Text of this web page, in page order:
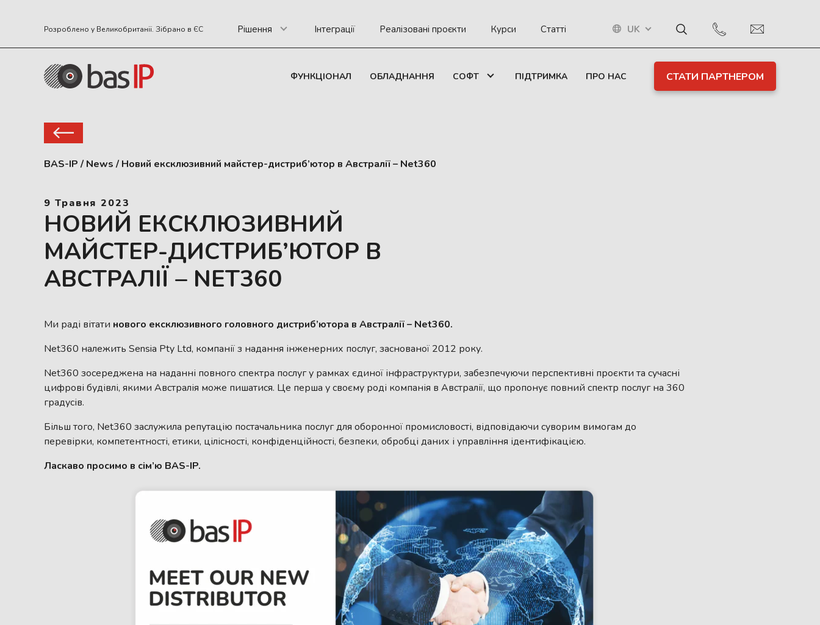
Розроблено у Великобританії. Зібрано в ЄС Рішення Інтеграції Реалізовані проєкти Курси Статті UK
ФУНКЦІОНАЛ ОБЛАДНАННЯ СОФТ ПІДТРИМКА ПРО НАС СТАТИ ПАРТНЕРОМ
BAS-IP / News / Новий ексклюзивний майстер-дистриб’ютор в Австралії – Net360
9 Травня 2023
НОВИЙ ЕКСКЛЮЗИВНИЙ
МАЙСТЕР-ДИСТРИБ’ЮТОР В
АВСТРАЛІЇ – NET360
Ми раді вітати нового ексклюзивного головного дистриб’ютора в Австралії – Net360.
Net360 належить Sensia Pty Ltd, компанії з надання інженерних послуг, заснованої 2012 року.
Net360 зосереджена на наданні повного спектра послуг у рамках єдиної інфраструктури, забезпечуючи перспективні проєкти та сучасні
цифрові будівлі, якими Австралія може пишатися. Це перша у своєму роді компанія в Австралії, що пропонує повний спектр послуг на 360
градусів.
Більш того, Net360 заслужила репутацію постачальника послуг для оборонної промисловості, відповідаючи суворим вимогам до
перевірки, компетентності, етики, цілісності, конфіденційності, безпеки, обробці даних і управління ідентифікацією.
Ласкаво просимо в сім’ю BAS-IP.